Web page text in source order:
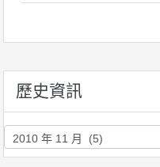
歷史資訊
歷
史